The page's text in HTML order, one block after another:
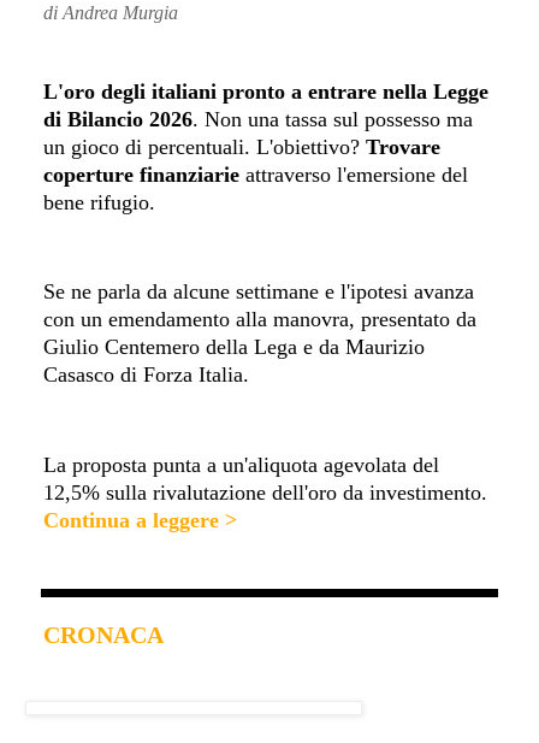
di Andrea Murgia
L'oro degli italiani pronto a entrare nella Legge
di Bilancio 2026. Non una tassa sul possesso ma
un gioco di percentuali. L'obiettivo? Trovare
coperture finanziarie attraverso l'emersione del
bene rifugio.
Se ne parla da alcune settimane e l'ipotesi avanza
con un emendamento alla manovra, presentato da
Giulio Centemero della Lega e da Maurizio
Casasco di Forza Italia.
La proposta punta a un'aliquota agevolata del
12,5% sulla rivalutazione dell'oro da investimento.
Continua a leggere >
CRONACA